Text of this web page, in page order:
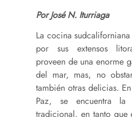
Por José N. Iturriaga
La cocina
por sus extensos
proveen de una enorme
del mar, mas, no
también otras delicias.
Paz, se encuentra la
tradicional, en tanto que